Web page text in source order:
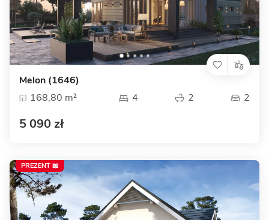
Melon (1646)
168,80 m²
4 2 2
5 090 zł
PREZENT 📖